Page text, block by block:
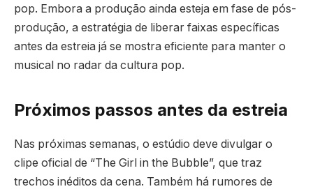
pop. Embora a produção ainda esteja em fase de pós-
produção, a estratégia de liberar faixas específicas
antes da estreia já se mostra eficiente para manter o
musical no radar da cultura pop.
Próximos passos antes da estreia
Nas próximas semanas, o estúdio deve divulgar o
clipe oficial de “The Girl in the Bubble”, que traz
trechos inéditos da cena. Também há rumores de